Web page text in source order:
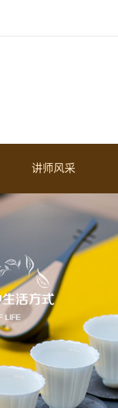
程
讲师风采
慧老师
仙仙老师